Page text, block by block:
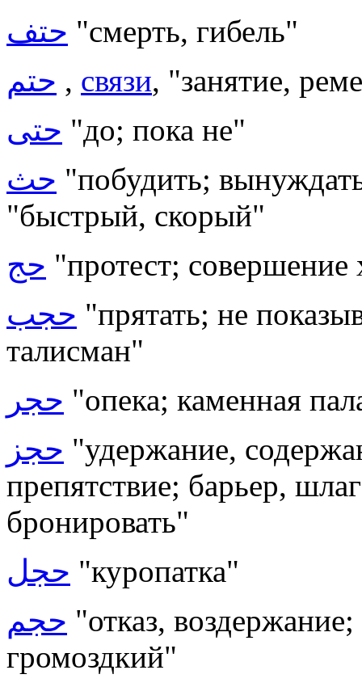
حتف "смерть, гибель"
حتم , связи, "занятие,
حتى "до; пока не"
حث "побудить;
"быстрый, скорый"
حج "протест; совершение
حجب "прятать; не
талисман"
حجر "опека; каменная
حجز "удержание,
препятствие; барьер,
бронировать"
حجل "куропатка"
حجم "отказ,
громоздкий"